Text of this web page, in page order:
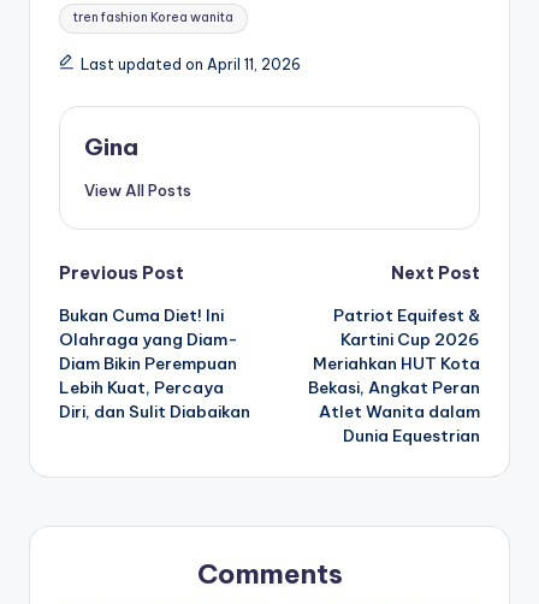
tren fashion Korea wanita
Last updated on April 11, 2026
Gina
View All Posts
Post
navigation
Previous Post
Bukan Cuma Diet! Ini
Olahraga yang Diam-
Diam Bikin Perempuan
Lebih Kuat, Percaya
Diri, dan Sulit Diabaikan
Next Post
Patriot Equifest &
Kartini Cup 2026
Meriahkan HUT Kota
Bekasi, Angkat Peran
Atlet Wanita dalam
Dunia Equestrian
Comments